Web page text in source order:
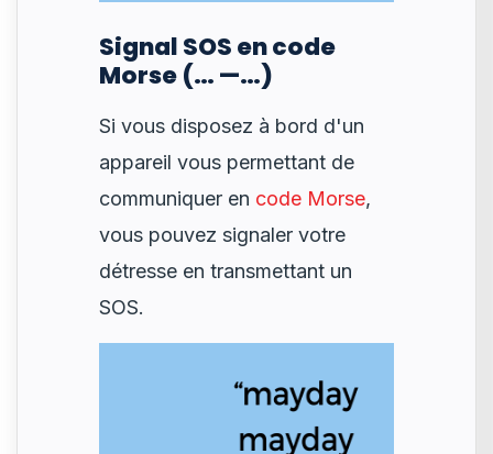
Signal SOS en code
Morse (… —…)
Si vous disposez à bord d'un
appareil vous permettant de
communiquer en code Morse,
vous pouvez signaler votre
détresse en transmettant un
SOS.